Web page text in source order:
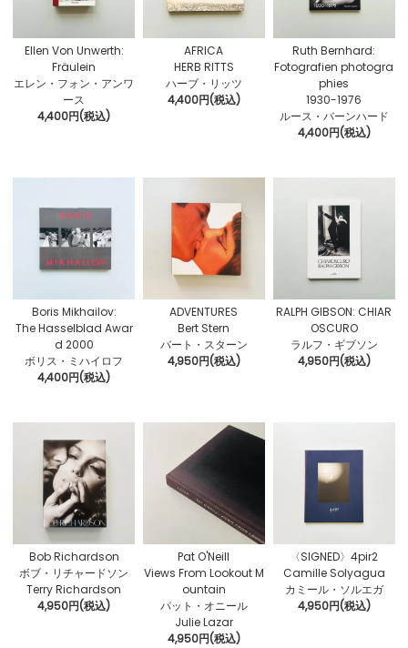
Ellen Von Unwerth:
Fräulein
エレン・フォン・アンワ
ース
4,400円(税込)
AFRICA
HERB RITTS
ハーブ・リッツ
4,400円(税込)
Ruth Bernhard:
Fotografien photogra
phies
1930-1976
ルース・バーンハード
4,400円(税込)
Boris Mikhailov:
The Hasselblad Awar
d 2000
ボリス・ミハイロフ
4,400円(税込)
ADVENTURES
Bert Stern
バート・スターン
4,950円(税込)
RALPH GIBSON: CHIAR
OSCURO
ラルフ・ギブソン
4,950円(税込)
Bob Richardson
ボブ・リチャードソン
Terry Richardson
4,950円(税込)
Pat O'Neill
Views From Lookout M
ountain
パット・オニール
Julie Lazar
4,950円(税込)
〈SIGNED〉4pir2
Camille Solyagua
カミール・ソルエガ
4,950円(税込)